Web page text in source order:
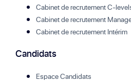
Cabinet de recrutement C-
Cabinet de recrutement
Cabinet de recrutement Intérim
Candidats
Espace Candidats